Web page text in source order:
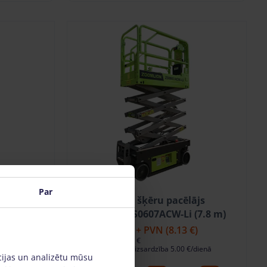
Elektriskais šķēru pacēlājs
Zoomlion ZS0607ACW-Li (7.8 m)
/gab. + PVN (8.13 €)
Depozīts: 300.00 €
Bojājumu riska aizsardzība 5.00 €/dienā
Par
un analizētu mūsu